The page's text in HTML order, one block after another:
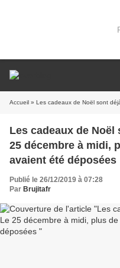
Accueil » Les cadeaux de Noël sont déjà à revendre =
Les cadeaux de Noël
25 décembre à midi,
avaient été déposées
Publié le 26/12/2019 à 07:28
Par Brujitafr